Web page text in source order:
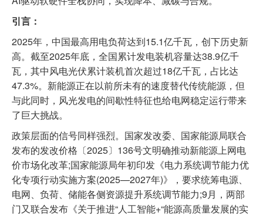
引言：
2025年，中国最高用电负荷达到15.1亿千瓦，创下历史新
高。截至2025年底，全国累计发电装机容量达38.9亿千
瓦，其中风电光伏累计装机首次超过18亿千瓦，占比达
47.3%。新能源正在以前所未有的速度替代传统能源，但
与此同时，风光发电的间歇性特征也给电网稳定运行带来
了巨大挑战。
政策层面的信号同样强烈。国家发改委、国家能源局联合
发布的发改价格〔2025〕136号文明确推动新能源上网电
价市场化改革;国家能源局年初印发《电力系统调节能力优
化专项行动实施方案(2025—2027年)》，要求统筹电源、
电网、负荷、储能各侧资源提升系统调节能力;9月，两部
门又联合发布《关于推进“人工智能+“能源高质量发展的实